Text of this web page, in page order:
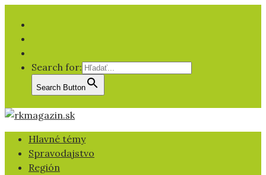
Search for:
Search Button
Hlavné témy
Spravodajstvo
Región